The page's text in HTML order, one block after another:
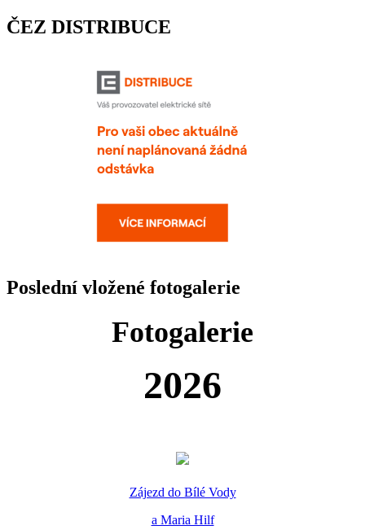
ČEZ DISTRIBUCE
Poslední vložené fotogalerie
Fotogalerie
2026
Zájezd do Bílé Vody
a Maria Hilf